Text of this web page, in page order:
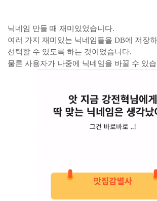
닉네임 만들 때 재미있었습니다.
여러 가지 재미있는 닉네임들을 DB에 저장
선택할 수 있도록 하는 것이었습니다.
물론 사용자가 나중에 닉네임을 바꿀 수 있